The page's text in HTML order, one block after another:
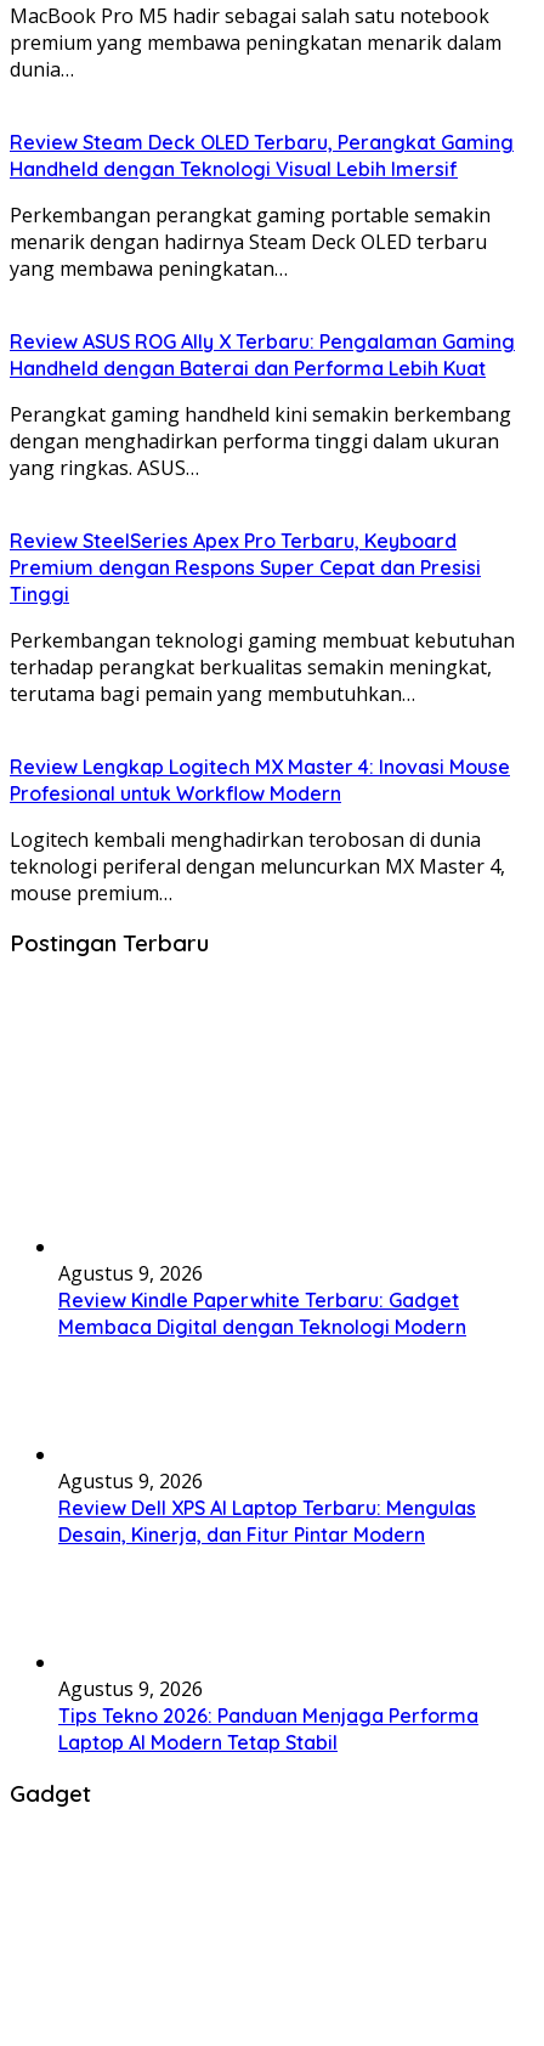
MacBook Pro M5 hadir sebagai salah satu notebook
premium yang membawa peningkatan menarik dalam
dunia…
Review Steam Deck OLED Terbaru, Perangkat Gaming
Handheld dengan Teknologi Visual Lebih Imersif
Perkembangan perangkat gaming portable semakin
menarik dengan hadirnya Steam Deck OLED terbaru
yang membawa peningkatan…
Review ASUS ROG Ally X Terbaru: Pengalaman Gaming
Handheld dengan Baterai dan Performa Lebih Kuat
Perangkat gaming handheld kini semakin berkembang
dengan menghadirkan performa tinggi dalam ukuran
yang ringkas. ASUS…
Review SteelSeries Apex Pro Terbaru, Keyboard
Premium dengan Respons Super Cepat dan Presisi
Tinggi
Perkembangan teknologi gaming membuat kebutuhan
terhadap perangkat berkualitas semakin meningkat,
terutama bagi pemain yang membutuhkan…
Review Lengkap Logitech MX Master 4: Inovasi Mouse
Profesional untuk Workflow Modern
Logitech kembali menghadirkan terobosan di dunia
teknologi periferal dengan meluncurkan MX Master 4,
mouse premium…
Postingan Terbaru
Agustus 9, 2026
Review Kindle Paperwhite Terbaru: Gadget
Membaca Digital dengan Teknologi Modern
Agustus 9, 2026
Review Dell XPS AI Laptop Terbaru: Mengulas
Desain, Kinerja, dan Fitur Pintar Modern
Agustus 9, 2026
Tips Tekno 2026: Panduan Menjaga Performa
Laptop AI Modern Tetap Stabil
Gadget